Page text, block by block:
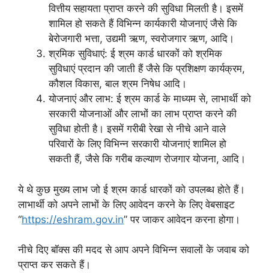
वित्तीय सहायता प्राप्त करने की सुविधा मिलती है। इसमें
शामिल हो सकते हैं विभिन्न कार्यकारी योजनाएं जैसे कि
बेरोजगारी भत्ता, उद्यमी ऋण, स्वरोजगार ऋण, आदि।
श्रमिक सुविधाएं: ई श्रम कार्ड धारकों को श्रमिक
सुविधाएं प्रदान की जाती हैं जैसे कि प्रशिक्षण कार्यक्रम,
कौशल विकास, बाल श्रम निषेध आदि।
योजनाएं और लाभ: ई श्रम कार्ड के माध्यम से, लाभार्थी को
सरकारी योजनाओं और लाभों का लाभ प्राप्त करने की
सुविधा होती है। इसमें गरीबी रेखा से नीचे आने वाले
परिवारों के लिए विभिन्न सरकारी योजनाएं शामिल हो
सकती हैं, जैसे कि गरीब कल्याण रोजगार योजना, आदि।
ये थे कुछ मुख्य लाभ जो ई श्रम कार्ड धारकों को उपलब्ध होते हैं।
लाभार्थी को अपने लाभों के लिए आवेदन करने के लिए वेबसाइट
“https://eshram.gov.in” पर जाकर आवेदन करना होगा।
नीचे दिए बॉक्स की मदद से आप अपने विभिन्न सवालों के जवाब को
प्राप्त कर सकते हैं।